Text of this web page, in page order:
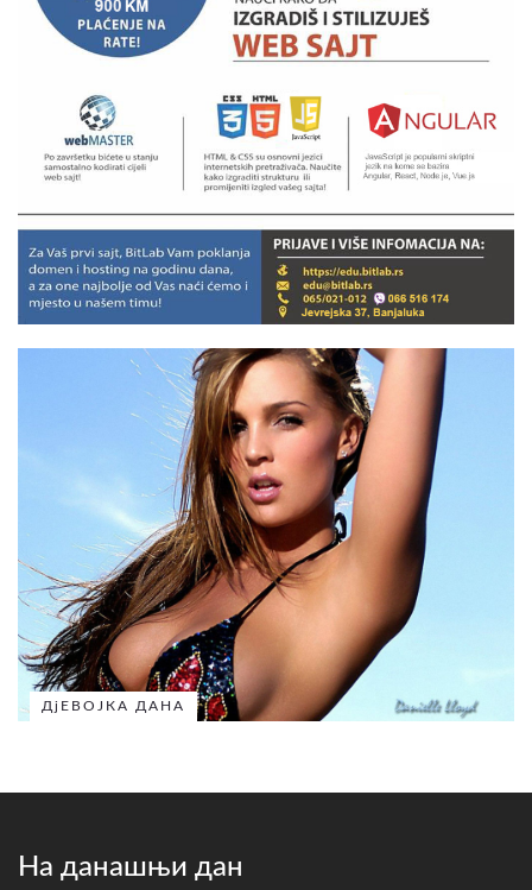
ДјЕВОЈКА ДАНА
На данашњи дан